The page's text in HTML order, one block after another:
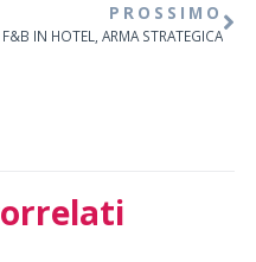
PROSSIMO
F&B IN HOTEL, ARMA STRATEGICA